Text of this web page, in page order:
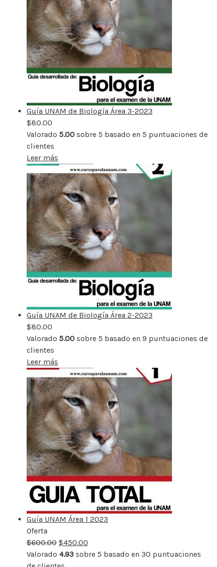
Guía UNAM de Biología Área 3-2023
$80.00
Valorado 5.00 sobre 5 basado en 5 puntuaciones de
clientes
Leer más
Guía UNAM de Biología Área 2-2023
$80.00
Valorado 5.00 sobre 5 basado en 9 puntuaciones de
clientes
Leer más
Guía UNAM Área 1 2023
Oferta
rebajado
$600.00 $450.00
Valorado 4.93 sobre 5 basado en 30 puntuaciones